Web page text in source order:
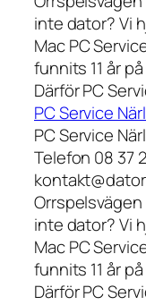
inte dator? Vi
Mac PC
funnits 11 år
Därför PC
PC Service
PC Service
Telefon 08 37
inte dator? Vi
Mac PC
funnits 11 år
Därför PC